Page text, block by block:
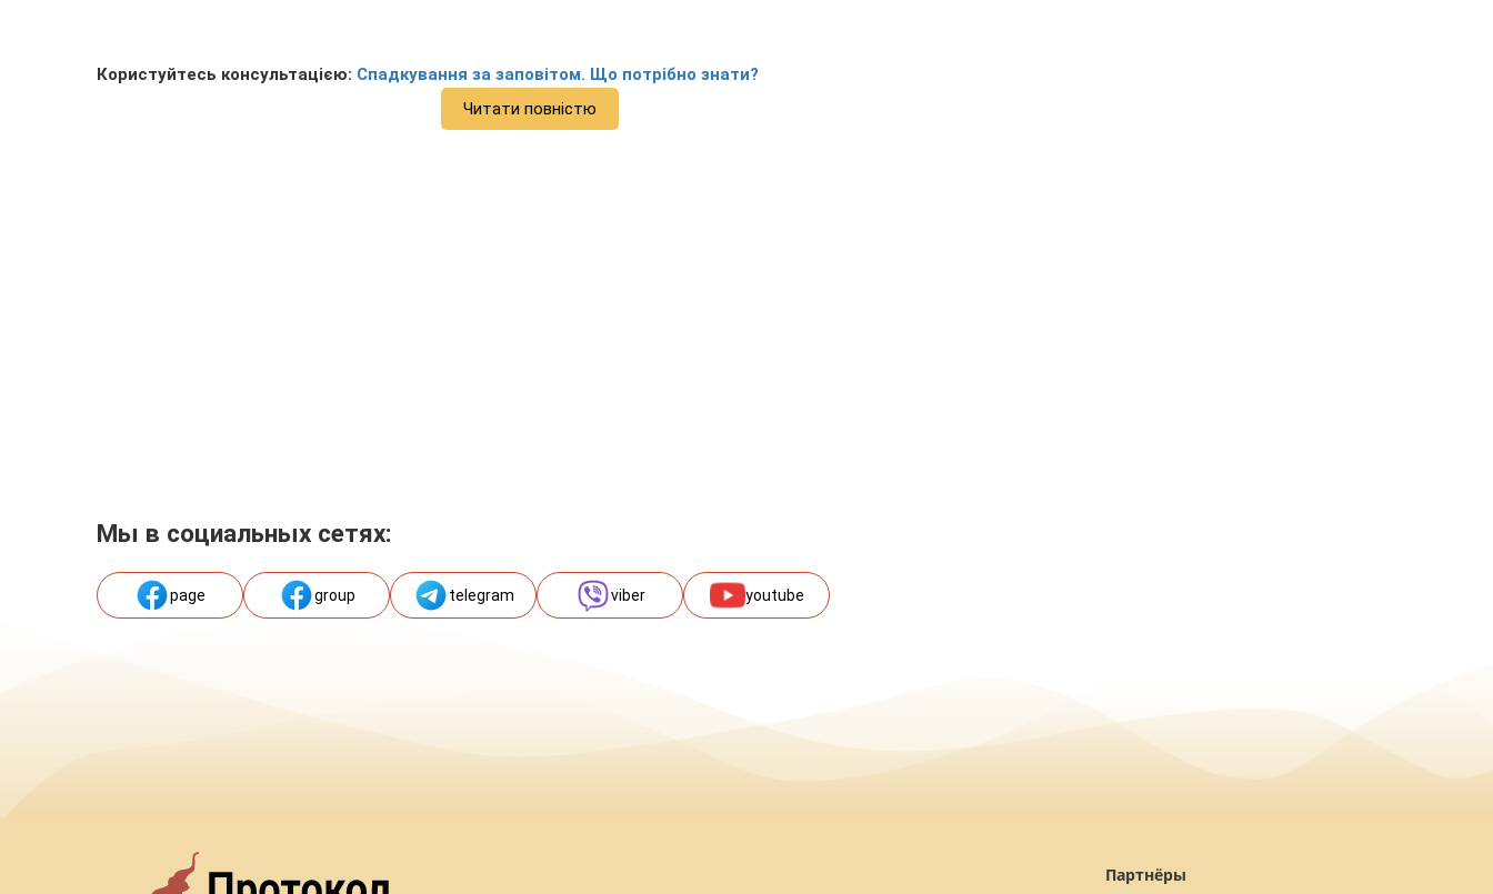
Користуйтесь консультацією: Спадкування за заповітом. Що потрібно знати?
Читати повністю
Мы в социальных сетях:
page group telegram viber youtube
Партнёры